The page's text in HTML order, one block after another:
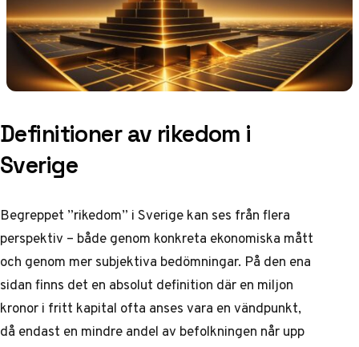
Definitioner av rikedom i
Sverige
Begreppet ”rikedom” i Sverige kan ses från flera
perspektiv – både genom konkreta ekonomiska mått
och genom mer subjektiva bedömningar. På den ena
sidan finns det en absolut definition där en miljon
kronor i fritt kapital ofta anses vara en vändpunkt,
då endast en mindre andel av befolkningen når upp